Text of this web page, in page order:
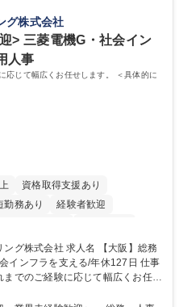
です。 募集職種 【総
運営を支えるゼネラリストを目
険手続き・勤怠管理など）の経験
グ株式会社
> 三菱電機G・社会イン
人事
応じて幅広くお任せします。 ＜具体的に
資格取得支援あり
勤務あり
経験者歓迎
寮・社宅あり 食事補助あり
人名 【大阪】総務
ンフラを支える/年休127日 仕事
でのご経験に応じて幅広くお任せ